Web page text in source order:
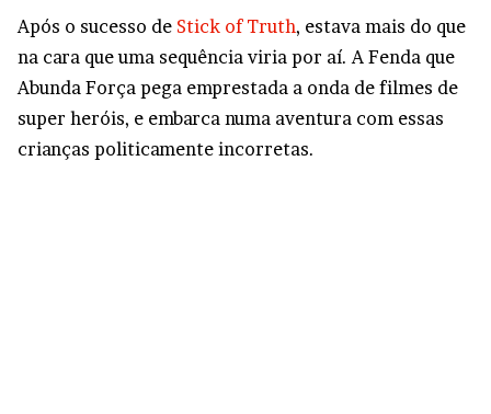
Após o sucesso de Stick of Truth, estava mais do que
na cara que uma sequência viria por aí. A Fenda que
Abunda Força pega emprestada a onda de filmes de
super heróis, e embarca numa aventura com essas
crianças politicamente incorretas.